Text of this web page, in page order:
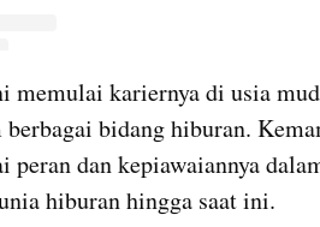
kariernya di usia
berbagai bidang hiburan.
peran dan kepiawaiannya
hiburan hingga saat ini.